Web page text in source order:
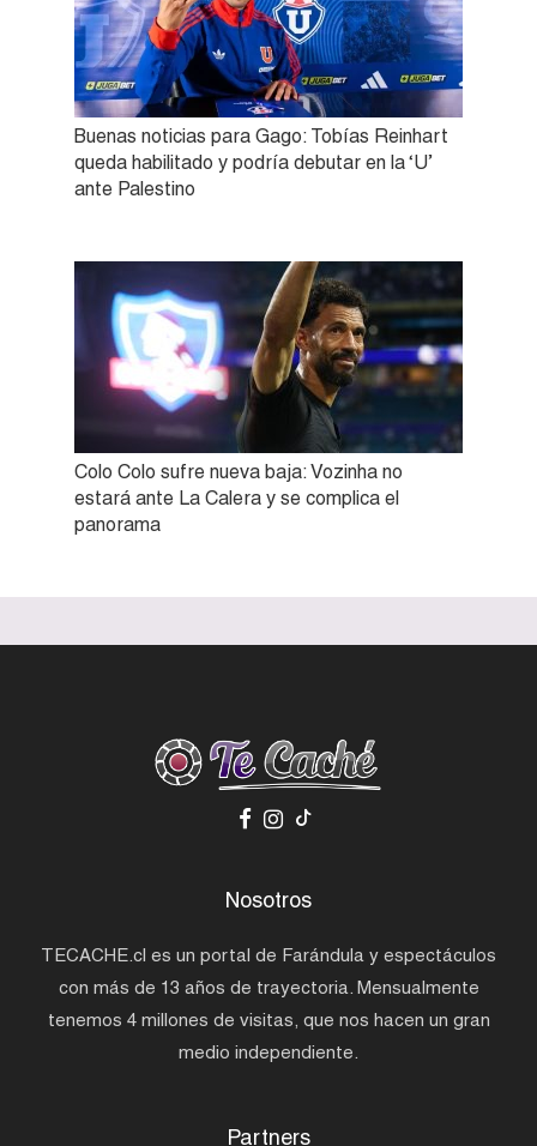
Buenas noticias para Gago: Tobías Reinhart
queda habilitado y podría debutar en la ‘U’
ante Palestino
Colo Colo sufre nueva baja: Vozinha no
estará ante La Calera y se complica el
panorama
Nosotros
TECACHE.cl es un portal de Farándula y espectáculos
con más de 13 años de trayectoria. Mensualmente
tenemos 4 millones de visitas, que nos hacen un gran
medio independiente.
Partners